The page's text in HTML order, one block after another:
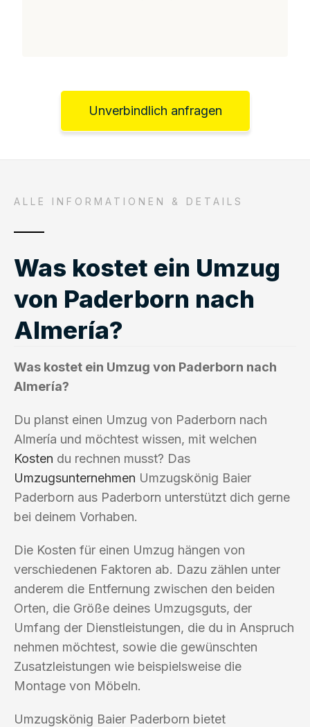
Unverbindlich anfragen
ALLE INFORMATIONEN & DETAILS
Was kostet ein Umzug
von Paderborn nach
Almería?
Was kostet ein Umzug von Paderborn nach
Almería?
Du planst einen Umzug von Paderborn nach
Almería und möchtest wissen, mit welchen
Kosten du rechnen musst? Das
Umzugsunternehmen Umzugskönig Baier
Paderborn aus Paderborn unterstützt dich gerne
bei deinem Vorhaben.
Die Kosten für einen Umzug hängen von
verschiedenen Faktoren ab. Dazu zählen unter
anderem die Entfernung zwischen den beiden
Orten, die Größe deines Umzugsguts, der
Umfang der Dienstleistungen, die du in Anspruch
nehmen möchtest, sowie die gewünschten
Zusatzleistungen wie beispielsweise die
Montage von Möbeln.
Umzugskönig Baier Paderborn bietet